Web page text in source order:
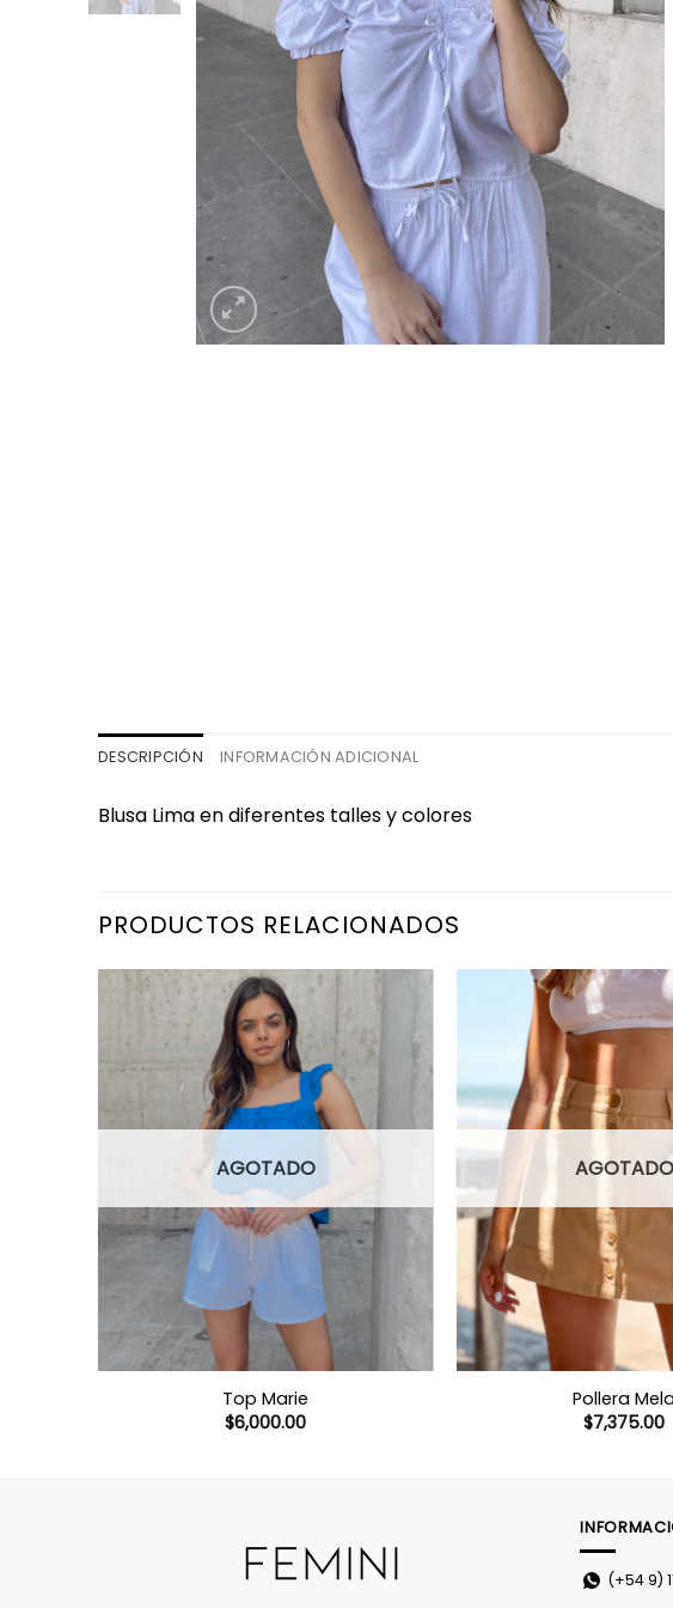
DESCRIPCIÓN INFORMACIÓN ADICIONAL
Blusa Lima en diferentes talles y colores
PRODUCTOS RELACIONADOS
AGOTADO
Top Marie
$6,000.00
AGOTADO
Pollera Mela
$7,375.00
(+54 9)